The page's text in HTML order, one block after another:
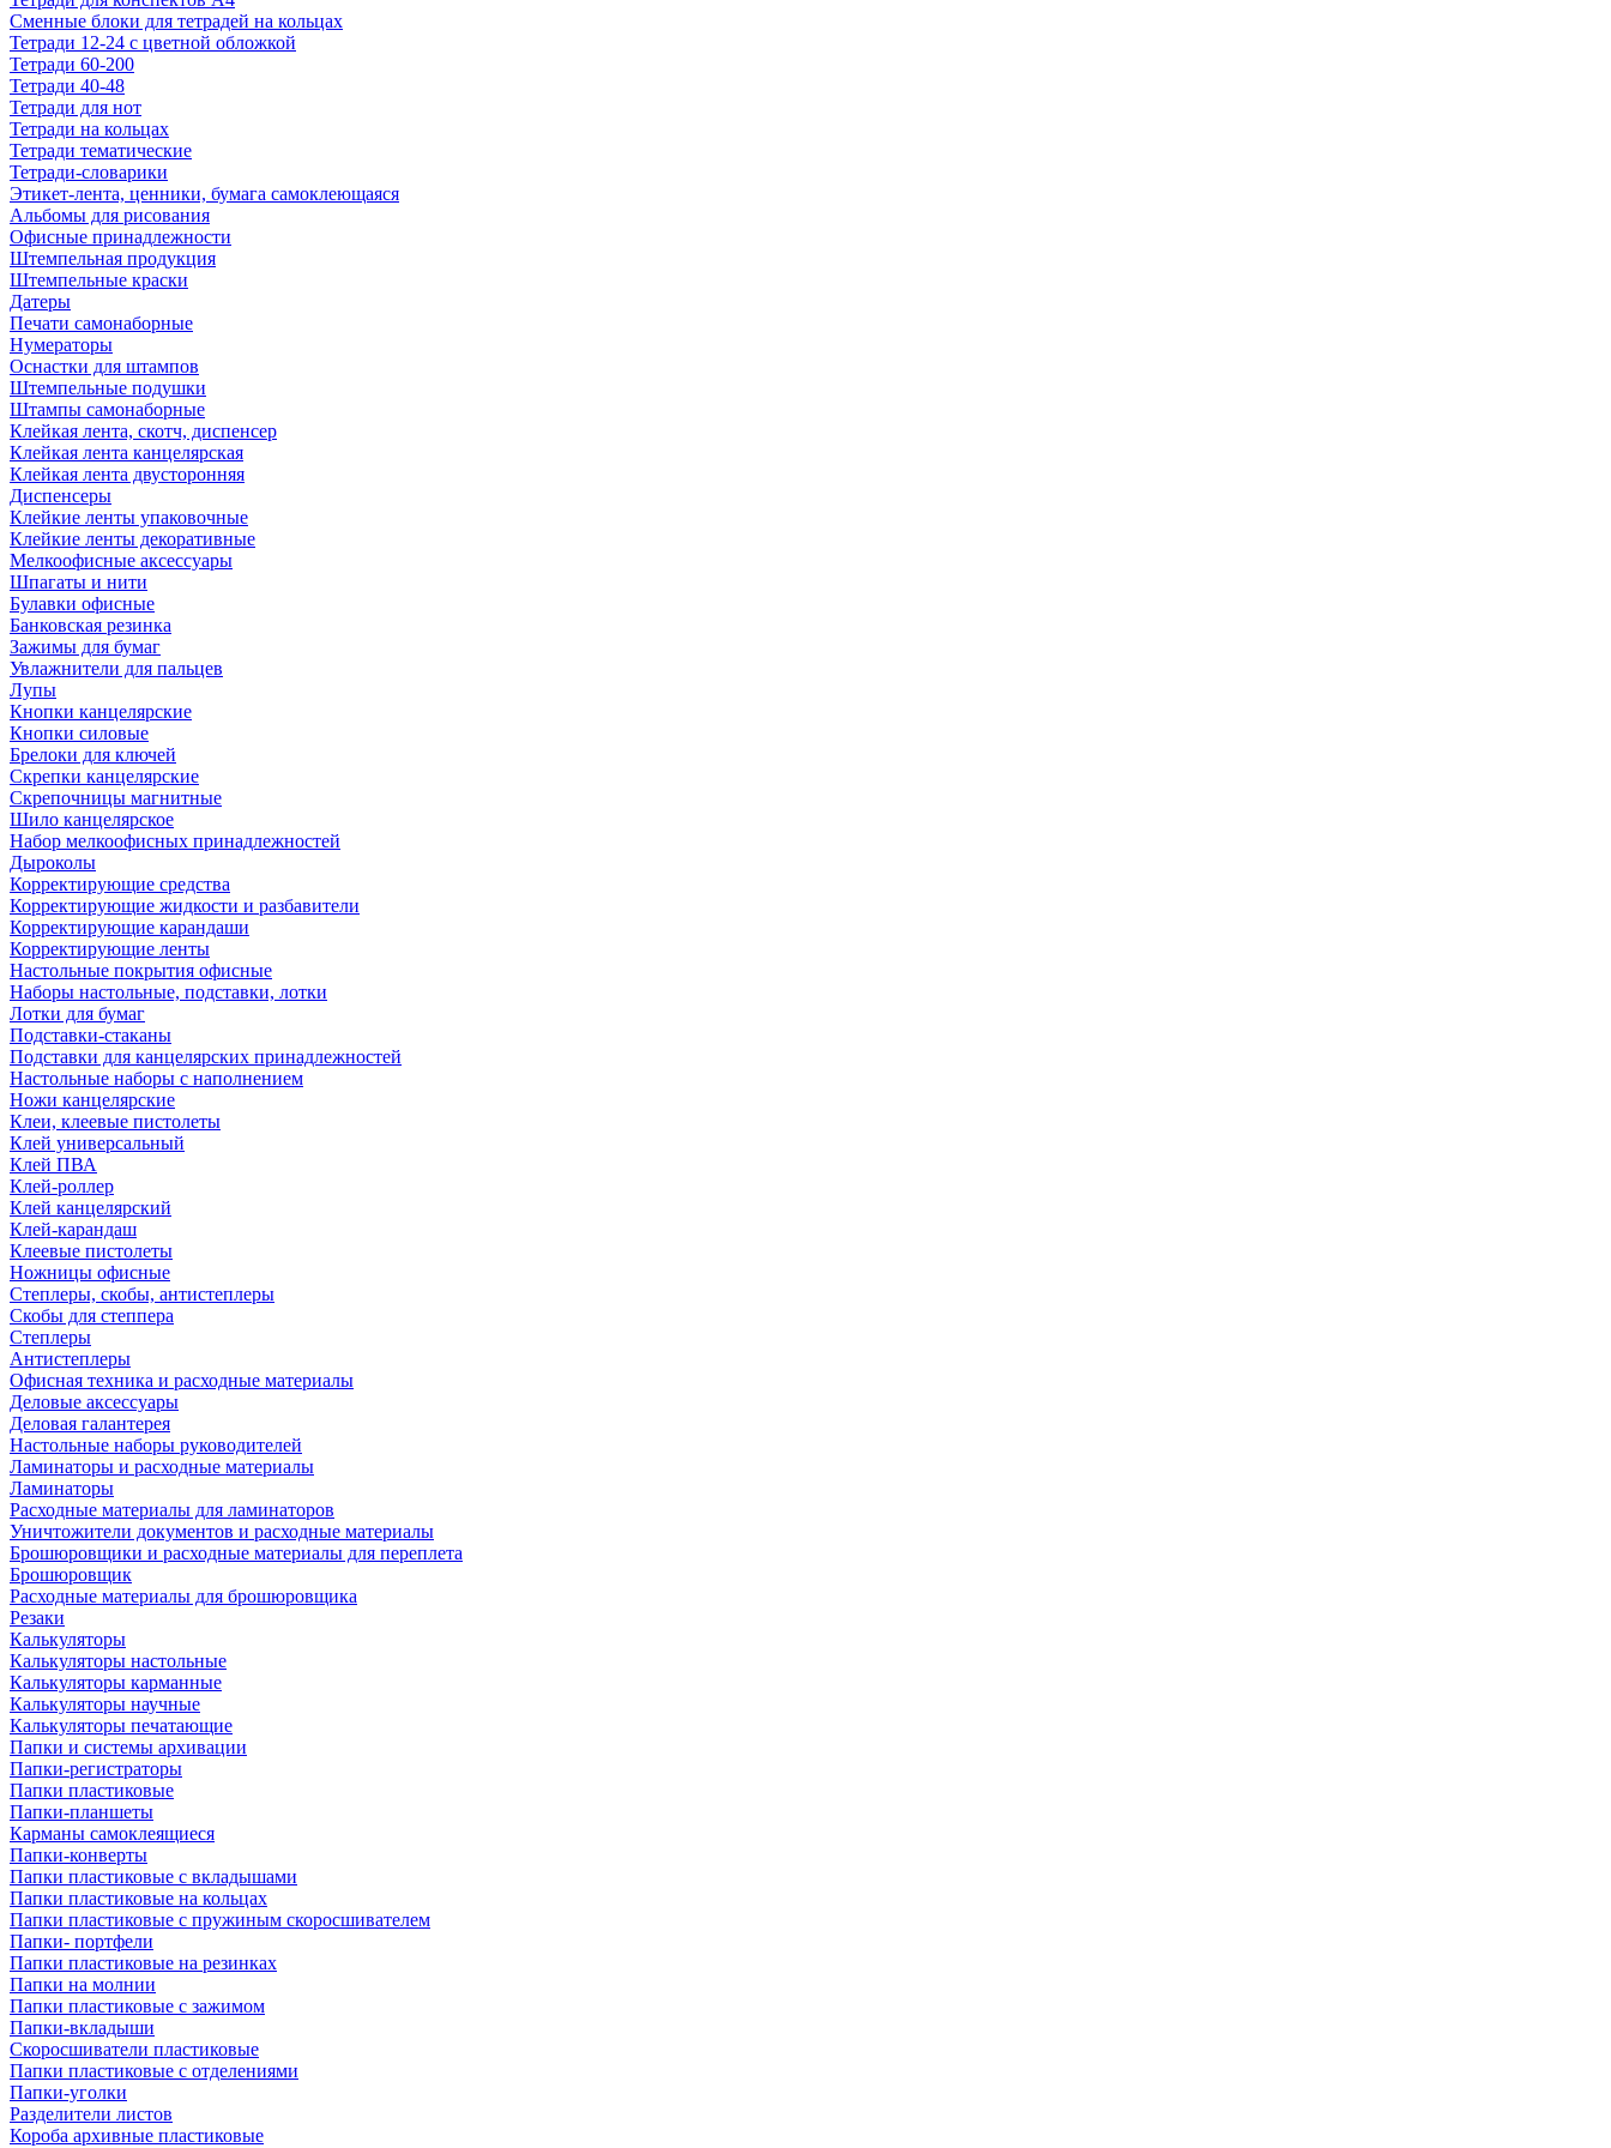
Сменные блоки для тетрадей на кольцах
Тетради 12-24 с цветной обложкой
Тетради 60-200
Тетради 40-48
Тетради для нот
Тетради на кольцах
Тетради тематические
Тетради-словарики
Этикет-лента, ценники, бумага самоклеющаяся
Альбомы для рисования
Офисные принадлежности
Штемпельная продукция
Штемпельные краски
Датеры
Печати самонаборные
Нумераторы
Оснастки для штампов
Штемпельные подушки
Штампы самонаборные
Клейкая лента, скотч, диспенсер
Клейкая лента канцелярская
Клейкая лента двусторонняя
Диспенсеры
Клейкие ленты упаковочные
Клейкие ленты декоративные
Мелкоофисные аксессуары
Шпагаты и нити
Булавки офисные
Банковская резинка
Зажимы для бумаг
Увлажнители для пальцев
Лупы
Кнопки канцелярские
Кнопки силовые
Брелоки для ключей
Скрепки канцелярские
Скрепочницы магнитные
Шило канцелярское
Набор мелкоофисных принадлежностей
Дыроколы
Корректирующие средства
Корректирующие жидкости и разбавители
Корректирующие карандаши
Корректирующие ленты
Настольные покрытия офисные
Наборы настольные, подставки, лотки
Лотки для бумаг
Подставки-стаканы
Подставки для канцелярских принадлежностей
Настольные наборы с наполнением
Ножи канцелярские
Клеи, клеевые пистолеты
Клей универсальный
Клей ПВА
Клей-роллер
Клей канцелярский
Клей-карандаш
Клеевые пистолеты
Ножницы офисные
Степлеры, скобы, антистеплеры
Скобы для степпера
Степлеры
Антистеплеры
Офисная техника и расходные материалы
Деловые аксессуары
Деловая галантерея
Настольные наборы руководителей
Ламинаторы и расходные материалы
Ламинаторы
Расходные материалы для ламинаторов
Уничтожители документов и расходные материалы
Брошюровщики и расходные материалы для переплета
Брошюровщик
Расходные материалы для брошюровщика
Резаки
Калькуляторы
Калькуляторы настольные
Калькуляторы карманные
Калькуляторы научные
Калькуляторы печатающие
Папки и системы архивации
Папки-регистраторы
Папки пластиковые
Папки-планшеты
Карманы самоклеящиеся
Папки-конверты
Папки пластиковые с вкладышами
Папки пластиковые на кольцах
Папки пластиковые с пружиным скоросшивателем
Папки- портфели
Папки пластиковые на резинках
Папки на молнии
Папки пластиковые с зажимом
Папки-вкладыши
Скоросшиватели пластиковые
Папки пластиковые с отделениями
Папки-уголки
Разделители листов
Короба архивные пластиковые